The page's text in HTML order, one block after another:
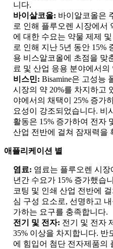
니다.
바이살코올: 바이알코올은
로 인해 플루오렌 시장에서
에 대한 수요는 약물 제제
로 인해 지난 5년 동안 15%
용 비스알코올에 초점을 맞
료 및 산업 응용 분야에서
비스민: Bisamine은 고성능
시장의 약 20%를 차지하고
야에서의 채택이 25% 증가
요성이 강조되었습니다. 비
활동은 15% 증가하여 전자
산업 전반에 걸쳐 잠재력을
애플리케이션 별
염료: 염료는 플루오렌 시장
년간 수요가 15% 증가했습
코팅 및 인쇄 산업 전반에
심 구성 요소로, 선명하고
가하는 요구를 충족합니다.
전기 및 전자: 전기 및 전자
35% 이상을 차지합니다. 반
에 힘입어 첨단 전자제품의